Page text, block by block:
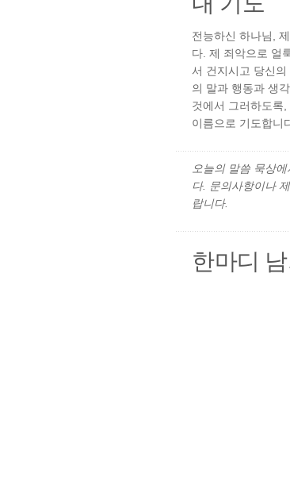
전능하신 하나님,
다. 제 죄악으로 얼
서 건지시고 당신
의 말과 행동과 생
것에서 그러하도록
이름으로 기도합니
오늘의 말씀 묵상
다. 문의사항이나
랍니다.
한마디